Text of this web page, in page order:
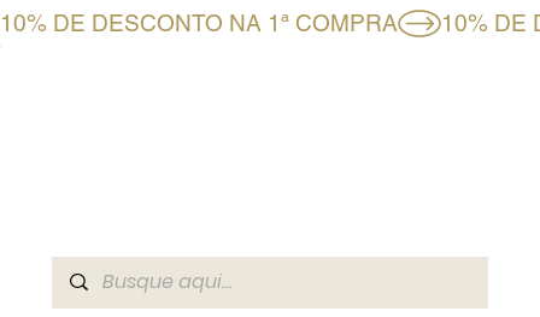
10% DE DESCONTO NA 1ª COMPRA